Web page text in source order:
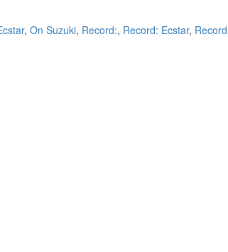
, On Suzuki, Record:, Record: Ecstar,